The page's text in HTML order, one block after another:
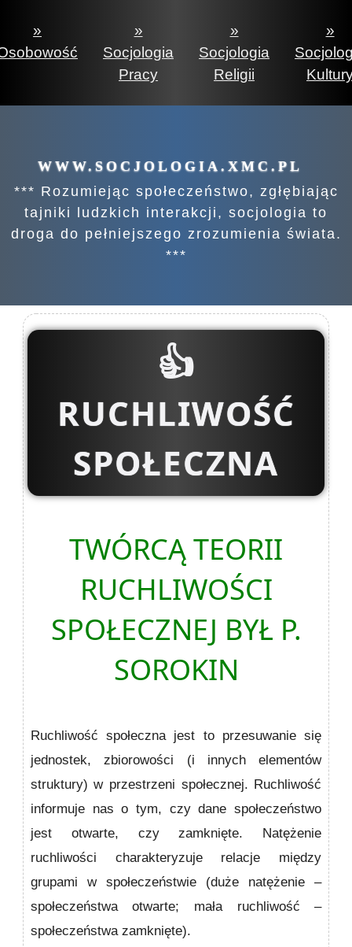
»
»
Socjologia
Pracy
»
Socjologia
Religii
»
WWW.SOCJOLOGIA.XMC.PL
*** Rozumiejąc społeczeństwo, zgłębiając
tajniki ludzkich interakcji, socjologia to
droga do pełniejszego zrozumienia świata.
***
👍
RUCHLIWOŚĆ
SPOŁECZNA
TWÓRCĄ TEORII
RUCHLIWOŚCI
SPOŁECZNEJ BYŁ P.
SOROKIN
Ruchliwość społecznajest to przesuwanie się
jednostek, zbiorowości (i innych elementów
struktury) w przestrzeni społecznej. Ruchliwość
informuje nas o tym, czy dane społeczeństwo
jest otwarte, czy zamknięte. Natężenie
ruchliwości charakteryzuje relacje między
grupami w społeczeństwie (duże natężenie –
społeczeństwa otwarte; mała ruchliwość –
społeczeństwa zamknięte).